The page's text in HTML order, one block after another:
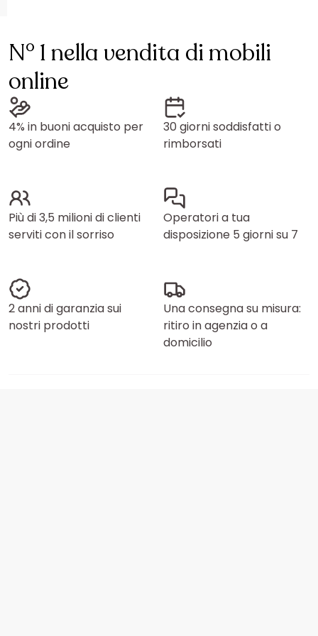
N° 1 nella vendita di mobili
online
4% in buoni acquisto per
ogni ordine
30 giorni soddisfatti o
rimborsati
Più di 3,5 milioni di clienti
serviti con il sorriso
Operatori a tua
disposizione 5 giorni su 7
2 anni di garanzia sui
nostri prodotti
Una consegna su misura:
ritiro in agenzia o a
domicilio